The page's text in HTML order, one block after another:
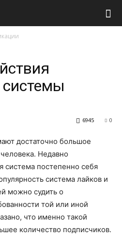
0
6945
достаточно большое
Недавно
система постепенно себя
система лайков и
можно судить о
той или иной
что именно такой
количество подписчиков.